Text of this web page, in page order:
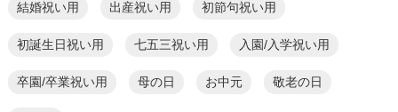
結婚祝い用 出産祝い用 初節句祝い用
初誕生日祝い用 七五三祝い用 入園/入学祝い用
卒園/卒業祝い用 母の日 お中元 敬老の日